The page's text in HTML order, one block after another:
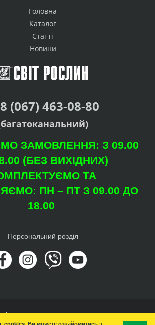
Головна
Каталог
Статті
Новини
(067) 463-08-80
ЗАМОВЛЕННЯ: З 09.00
(БЕЗ ВИХІДНИХ)
ТА
ПН – ПТ З 09.00 ДО
18.00
Персональний розділ
2026 Агроцентр "Світ Рослин"
cookies. Ви можете ознайомитись з